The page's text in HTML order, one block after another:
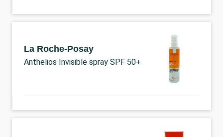
La Roche-Posay
Anthelios Invisible spray SPF 50+